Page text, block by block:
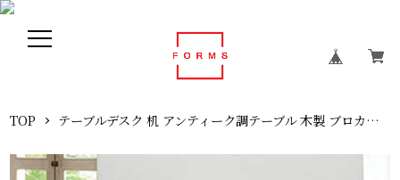
TOP テーブルデスク 机 アンティーク調テーブル 木製 ブロカント 幅100cm